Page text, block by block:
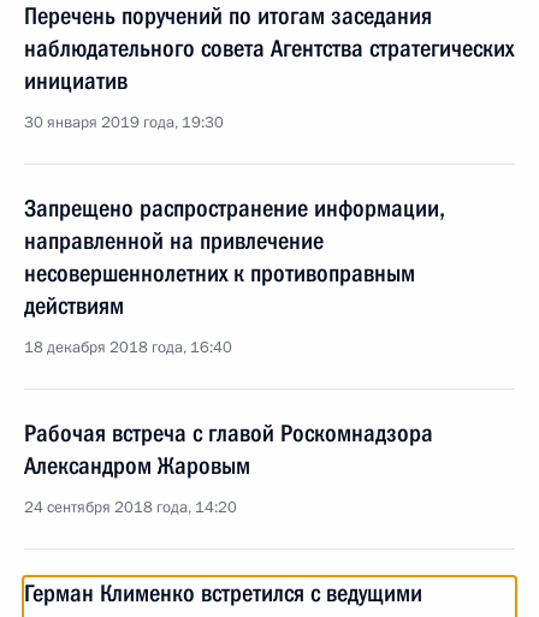
Перечень поручений по итогам заседания
наблюдательного совета Агентства стратегических
инициатив
30 января 2019 года, 19:30
Запрещено распространение информации,
направленной на привлечение
несовершеннолетних к противоправным
действиям
18 декабря 2018 года, 16:40
Рабочая встреча с главой Роскомнадзора
Александром Жаровым
24 сентября 2018 года, 14:20
Герман Клименко встретился с ведущими